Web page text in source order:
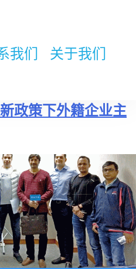
我们 关于我们
政策下外籍企业主